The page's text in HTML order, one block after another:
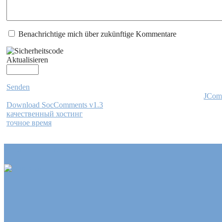
Benachrichtige mich über zukünftige Kommentare
Aktualisieren
Senden
Download SocComments v1.3
качественный хостинг
точное время